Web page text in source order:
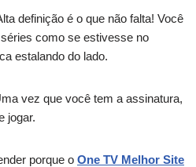
definição é o que não falta! Você
como se estivesse no
estalando do lado.
vez que você tem a assinatura,
jogar.
porque o One TV Melhor Site